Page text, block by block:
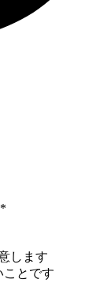
します
ことです